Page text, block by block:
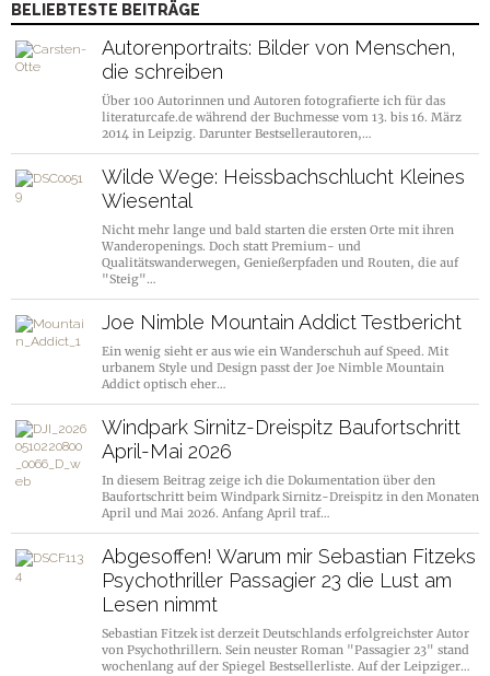
BELIEBTESTE BEITRÄGE
Autorenportraits: Bilder von Menschen,
die schreiben
Über 100 Autorinnen und Autoren fotografierte ich für das
literaturcafe.de während der Buchmesse vom 13. bis 16. März
2014 in Leipzig. Darunter Bestsellerautoren,…
Wilde Wege: Heissbachschlucht Kleines
Wiesental
Nicht mehr lange und bald starten die ersten Orte mit ihren
Wanderopenings. Doch statt Premium- und
Qualitätswanderwegen, Genießerpfaden und Routen, die auf
"Steig"…
Joe Nimble Mountain Addict Testbericht
Ein wenig sieht er aus wie ein Wanderschuh auf Speed. Mit
urbanem Style und Design passt der Joe Nimble Mountain
Addict optisch eher…
Windpark Sirnitz-Dreispitz Baufortschritt
April-Mai 2026
In diesem Beitrag zeige ich die Dokumentation über den
Baufortschritt beim Windpark Sirnitz-Dreispitz in den Monaten
April und Mai 2026. Anfang April traf…
Abgesoffen! Warum mir Sebastian Fitzeks
Psychothriller Passagier 23 die Lust am
Lesen nimmt
Sebastian Fitzek ist derzeit Deutschlands erfolgreichster Autor
von Psychothrillern. Sein neuster Roman "Passagier 23" stand
wochenlang auf der Spiegel Bestsellerliste. Auf der Leipziger…